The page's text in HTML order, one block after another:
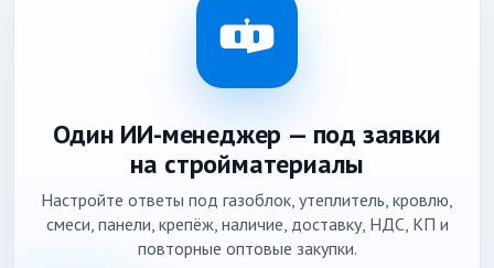
Один ИИ-менеджер — под заявки
на стройматериалы
Настройте ответы под газоблок, утеплитель, кровлю,
смеси, панели, крепёж, наличие, доставку, НДС, КП и
повторные оптовые закупки.